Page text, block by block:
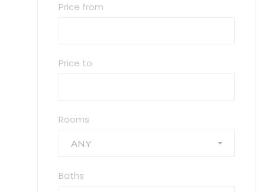
Price from
Price to
Rooms
ANY
Baths